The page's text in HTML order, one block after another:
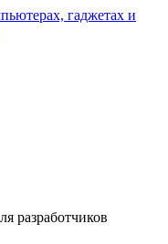
гаджетах и
разработчиков